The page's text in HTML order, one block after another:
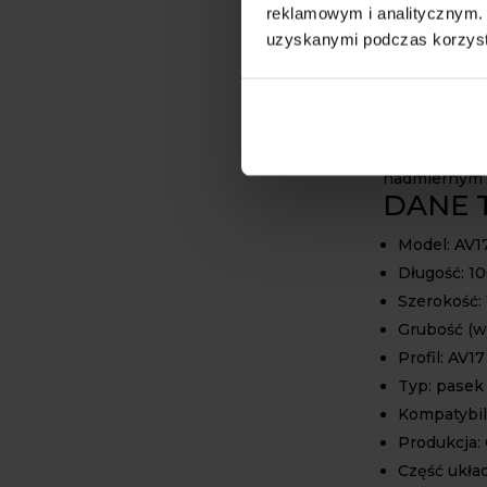
reklamowym i
uzyskanymi podczas
żywotność
maszynach.
W celu
napięciem,
założenie
nadmiernym
DANE
Model:
Długość:
Szerokość:
Grubość
Profil:
Typ:
Produkcja:
Część